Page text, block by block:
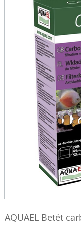
AQUAEL Betét